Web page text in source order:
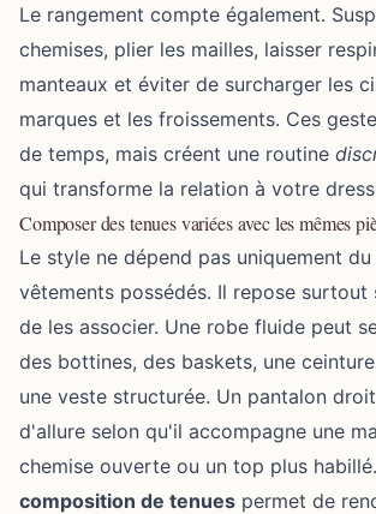
Le rangement compte également.
chemises, plier les mailles, laisser
manteaux et éviter de surcharger les
marques et les froissements. Ces
de temps, mais créent une routine
qui transforme la relation à votre
Composer des tenues variées avec les mêmes
Le style ne dépend pas uniquement
vêtements possédés. Il repose surtout
de les associer. Une robe fluide peut
des bottines, des baskets, une
une veste structurée. Un pantalon
d'allure selon qu'il accompagne une
chemise ouverte ou un top plus
composition de tenues permet de